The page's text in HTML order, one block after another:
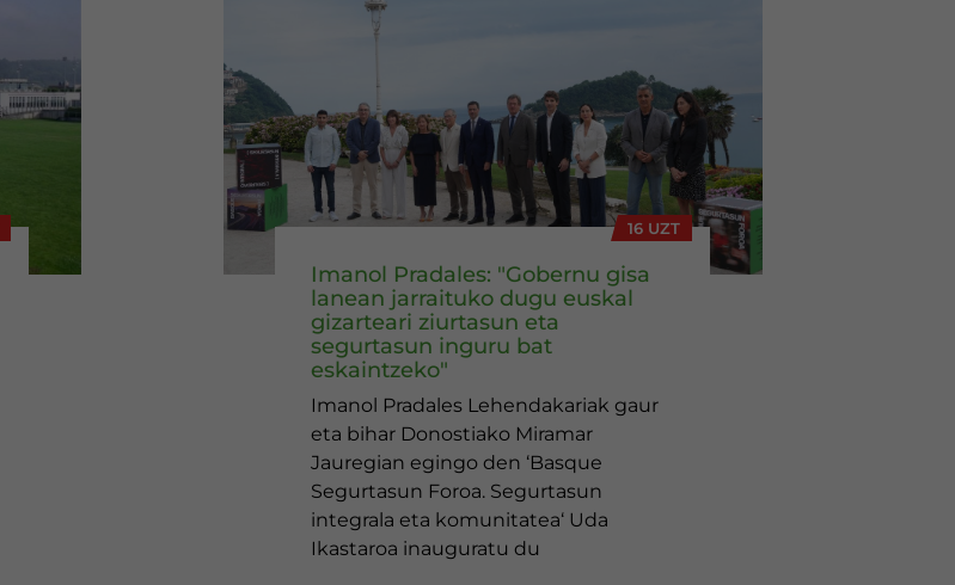
16 UZT
Imanol Pradales: "Gobernu gisa
lanean jarraituko dugu euskal
gizarteari ziurtasun eta
segurtasun inguru bat
eskaintzeko"
Imanol Pradales Lehendakariak gaur
eta bihar Donostiako Miramar
Jauregian egingo den ‘Basque
Segurtasun Foroa. Segurtasun
integrala eta komunitatea‘ Uda
Ikastaroa inauguratu du